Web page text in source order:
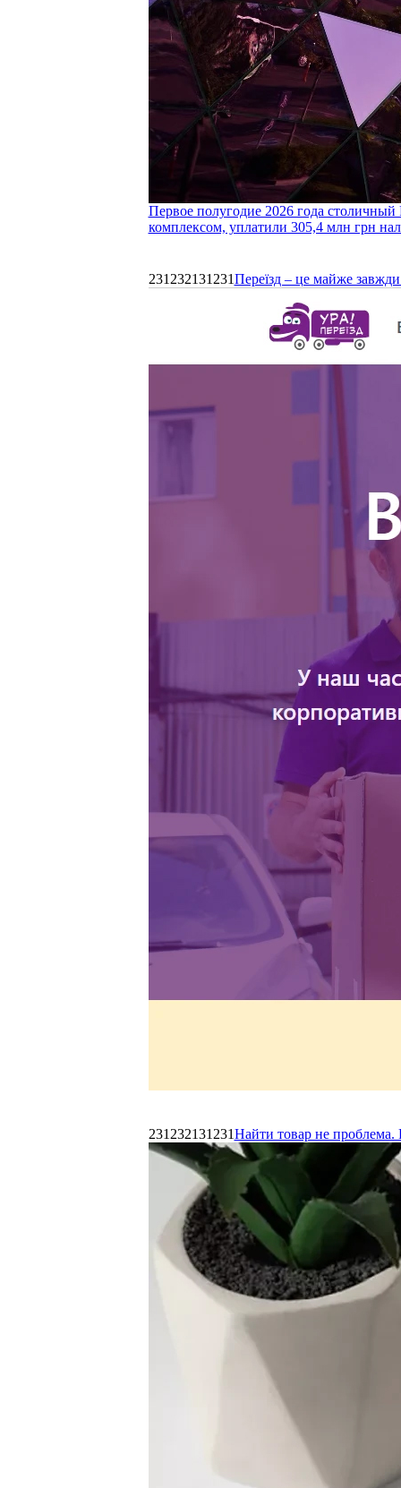
Первое полугодие 2026 года
комплексом, уплатили 305,4 млн грн
231232131231Переїзд – це майже
231232131231Найти товар не проблема.